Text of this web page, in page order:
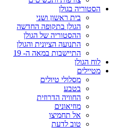
הסטוריה בגולן
בית ראשון ושני
הגולן בתקופה החדשה
ההסטוריה של הגולן
התנועה הציונית והגולן
התיישבות במאה ה- 19
לוח הגולן
מטיילים
מסלולי טיולים
בטבע
החוויה הדרוזית
מוזיאונים
אל תחמיצו
טוב לדעת